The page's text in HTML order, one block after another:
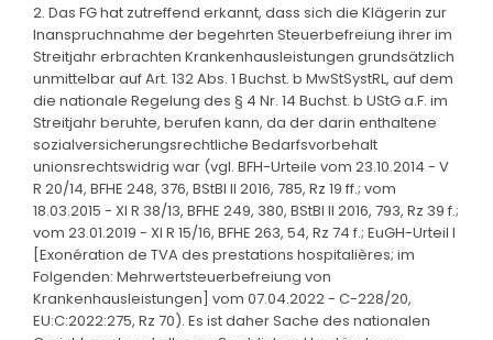
2. Das FG hat zutreffend erkannt, dass sich die Klägerin zur
Inanspruchnahme der begehrten Steuerbefreiung ihrer im
Streitjahr erbrachten Krankenhausleistungen grundsätzlich
unmittelbar auf Art. 132 Abs. 1 Buchst. b MwStSystRL, auf dem
die nationale Regelung des § 4 Nr. 14 Buchst. b UStG a.F. im
Streitjahr beruhte, berufen kann, da der darin enthaltene
sozialversicherungsrechtliche Bedarfsvorbehalt
unionsrechtswidrig war (vgl. BFH-Urteile vom 23.10.2014 - V
R 20/14, BFHE 248, 376, BStBl II 2016, 785, Rz 19 ff.; vom
18.03.2015 - XI R 38/13, BFHE 249, 380, BStBl II 2016, 793, Rz 39 f.;
vom 23.01.2019 - XI R 15/16, BFHE 263, 54, Rz 74 f.; EuGH-Urteil I
[Exonération de TVA des prestations hospitalières; im
Folgenden: Mehrwertsteuerbefreiung von
Krankenhausleistungen] vom 07.04.2022 - C-228/20,
EU:C:2022:275, Rz 70). Es ist daher Sache des nationalen